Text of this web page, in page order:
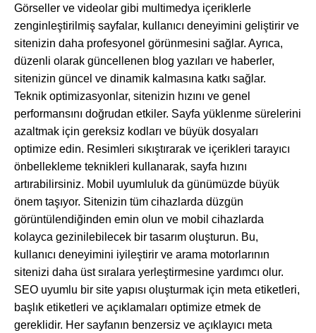
Görseller ve videolar gibi multimedya içeriklerle
zenginleştirilmiş sayfalar, kullanıcı deneyimini geliştirir ve
sitenizin daha profesyonel görünmesini sağlar. Ayrıca,
düzenli olarak güncellenen blog yazıları ve haberler,
sitenizin güncel ve dinamik kalmasına katkı sağlar.
Teknik optimizasyonlar, sitenizin hızını ve genel
performansını doğrudan etkiler. Sayfa yüklenme sürelerini
azaltmak için gereksiz kodları ve büyük dosyaları
optimize edin. Resimleri sıkıştırarak ve içerikleri tarayıcı
önbellekleme teknikleri kullanarak, sayfa hızını
artırabilirsiniz. Mobil uyumluluk da günümüzde büyük
önem taşıyor. Sitenizin tüm cihazlarda düzgün
görüntülendiğinden emin olun ve mobil cihazlarda
kolayca gezinilebilecek bir tasarım oluşturun. Bu,
kullanıcı deneyimini iyileştirir ve arama motorlarının
sitenizi daha üst sıralara yerleştirmesine yardımcı olur.
SEO uyumlu bir site yapısı oluşturmak için meta etiketleri,
başlık etiketleri ve açıklamaları optimize etmek de
gereklidir. Her sayfanın benzersiz ve açıklayıcı meta